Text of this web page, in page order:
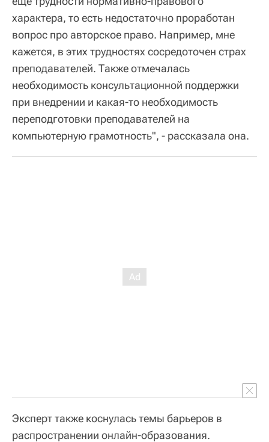
характера, то есть недостаточно проработан
вопрос про авторское право. Например, мне
кажется, в этих трудностях сосредоточен страх
преподавателей. Также отмечалась
необходимость консультационной поддержки
при внедрении и какая-то необходимость
переподготовки преподавателей на
компьютерную грамотность", - рассказала она.
Эксперт также коснулась темы барьеров в
распространении онлайн-образования.